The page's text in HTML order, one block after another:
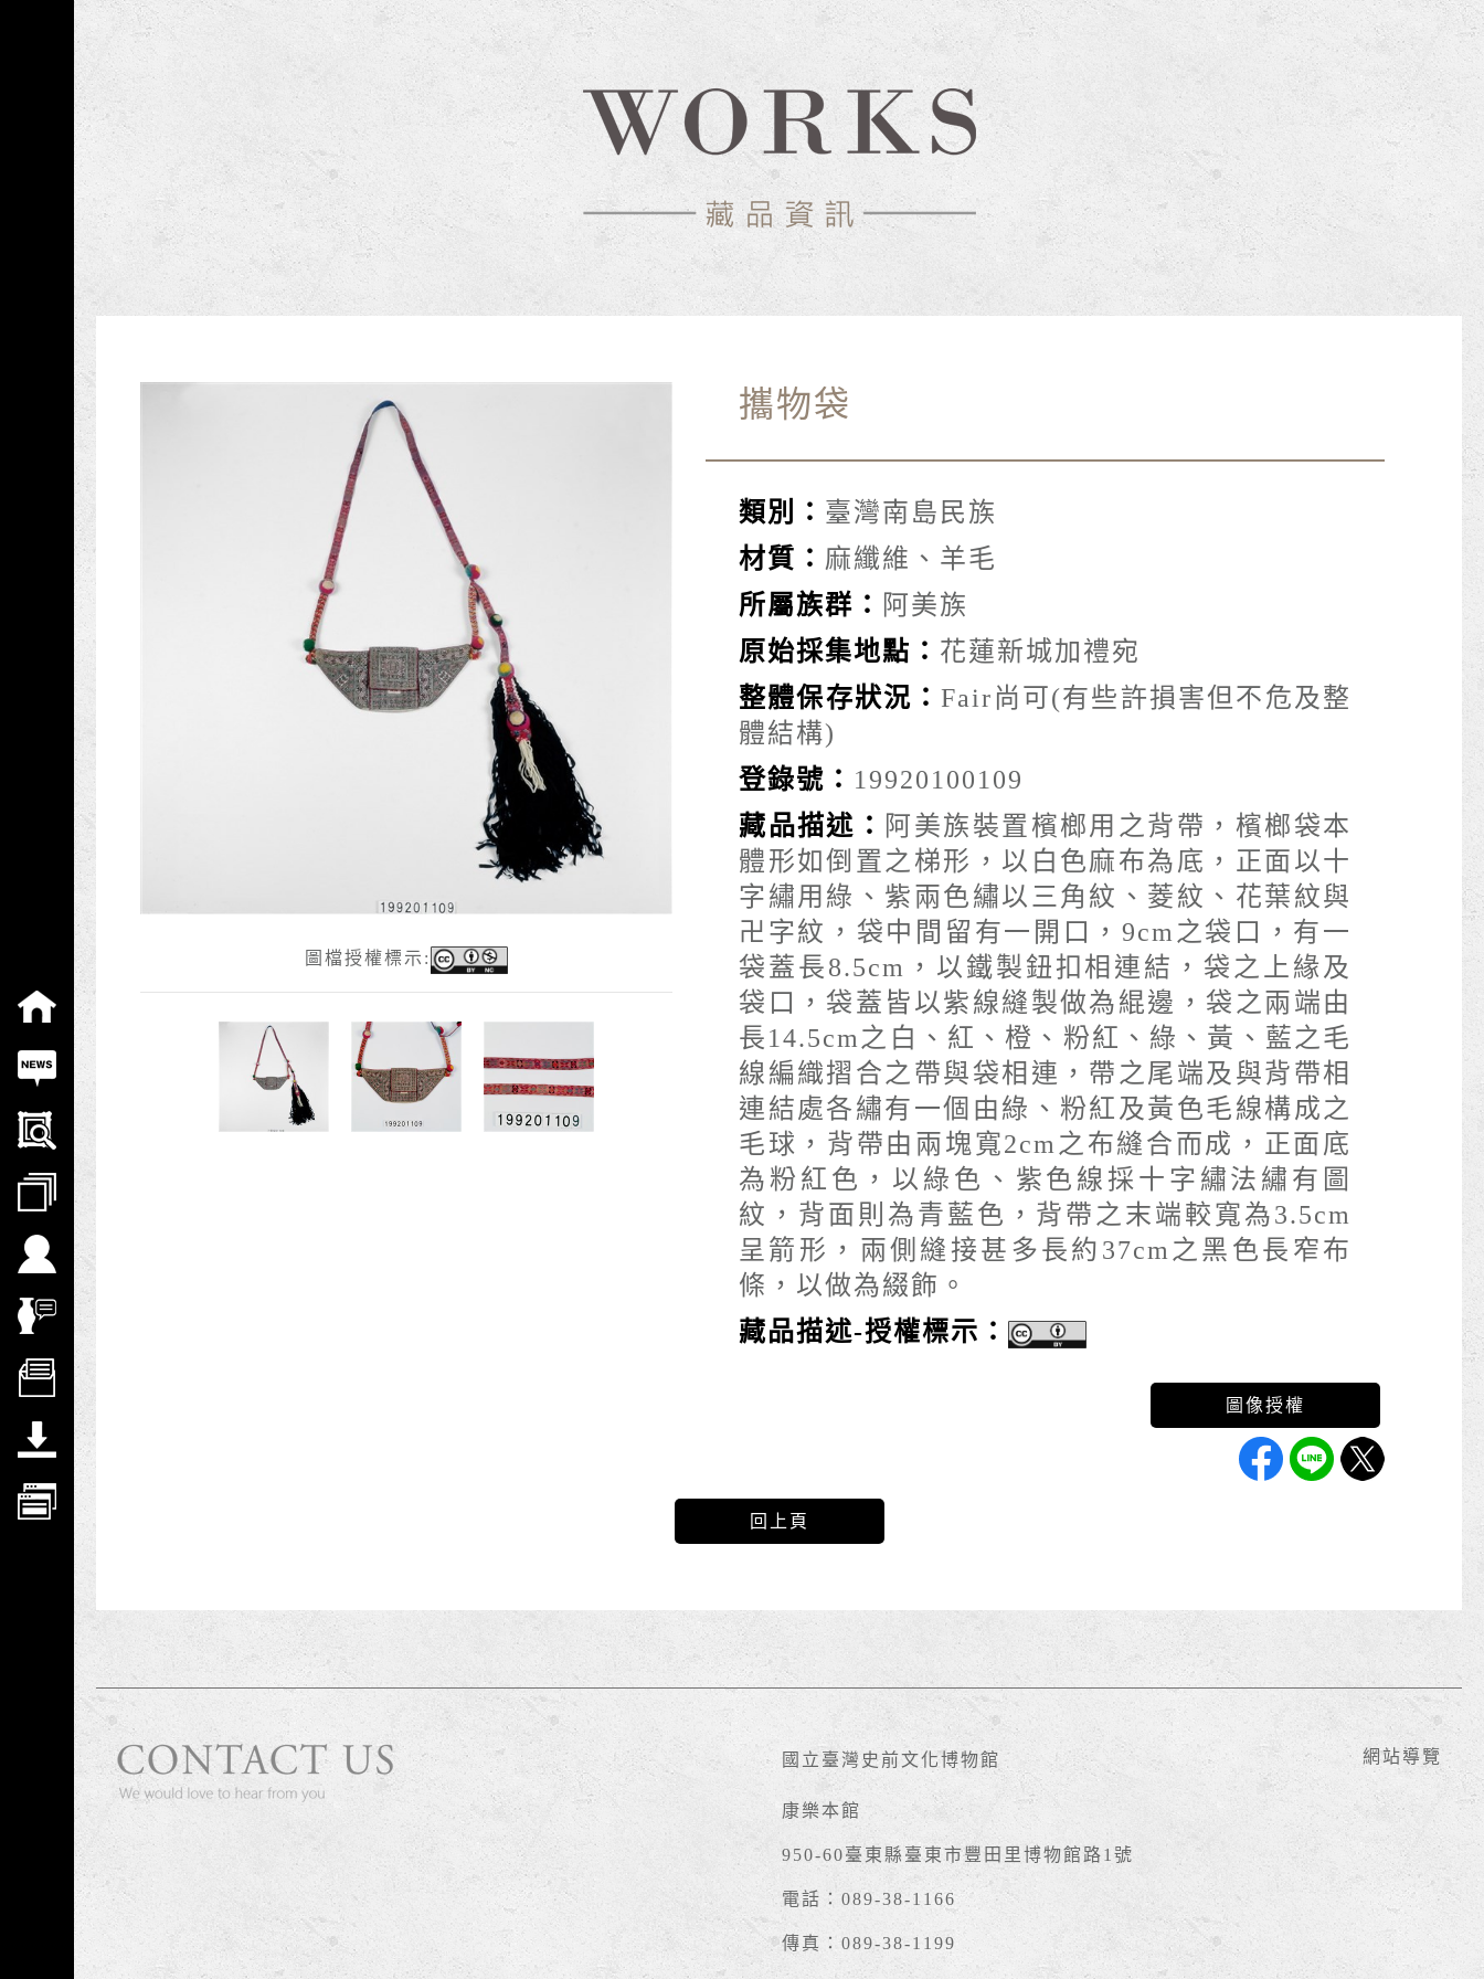
跳到主要內容國立臺灣史前文化博物館
藏品資訊
圖檔授權標示:
攜物袋
類別： 臺灣南島民族
材質： 麻纖維、羊毛
所屬族群： 阿美族
原始採集地點： 花蓮新城加禮宛
整體保存狀況：Fair尚可(有些許損害但不危及整
體結構)
登錄號： 19920100109
藏品描述： 阿美族裝置檳榔用之背帶，檳榔袋本
體形如倒置之梯形，以白色麻布為底，正面以十
字繡用綠、紫兩色繡以三角紋、菱紋、花葉紋與
卍字紋，袋中間留有一開口，9cm之袋口，有一
袋蓋長8.5cm，以鐵製鈕扣相連結，袋之上緣及
袋口，袋蓋皆以紫線縫製做為緄邊，袋之兩端由
長14.5cm之白、紅、橙、粉紅、綠、黃、藍之毛
線編織摺合之帶與袋相連，帶之尾端及與背帶相
連結處各繡有一個由綠、粉紅及黃色毛線構成之
毛球，背帶由兩塊寬2cm之布縫合而成，正面底
為粉紅色，以綠色、紫色線採十字繡法繡有圖
紋，背面則為青藍色，背帶之末端較寬為3.5cm
呈箭形，兩側縫接甚多長約37cm之黑色長窄布
條，以做為綴飾。
藏品描述-授權標示：
回上頁
國立臺灣史前文化博物館
康樂本館
950-60臺東縣臺東市豐田里博物館路1號
電話：089-38-1166
傳真：089-38-1199
網站導覽